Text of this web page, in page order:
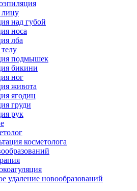
над губой
носа
лба
подмышек
бикини
ног
живота
ягодиц
груди
рук
косметолога
удаление новообразований